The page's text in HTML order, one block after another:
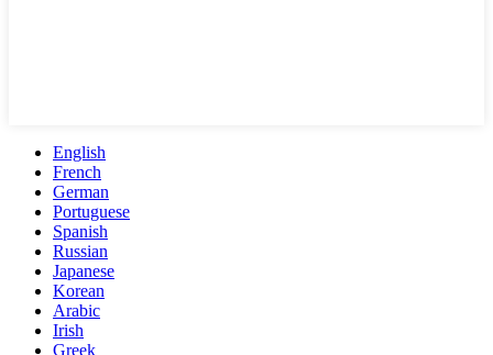
English
French
German
Portuguese
Spanish
Russian
Japanese
Korean
Arabic
Irish
Greek